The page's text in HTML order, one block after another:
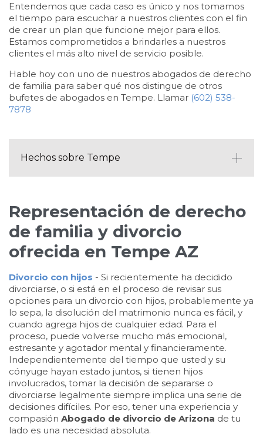
Entendemos que cada caso es único y nos tomamos
el tiempo para escuchar a nuestros clientes con el fin
de crear un plan que funcione mejor para ellos.
Estamos comprometidos a brindarles a nuestros
clientes el más alto nivel de servicio posible.
Hable hoy con uno de nuestros abogados de derecho
de familia para saber qué nos distingue de otros
bufetes de abogados en Tempe. Llamar (602) 538-
7878
Hechos sobre Tempe
Representación de derecho
de familia y divorcio
ofrecida en Tempe AZ
Divorcio con hijos - Si recientemente ha decidido
divorciarse, o si está en el proceso de revisar sus
opciones para un divorcio con hijos, probablemente ya
lo sepa, la disolución del matrimonio nunca es fácil, y
cuando agrega hijos de cualquier edad. Para el
proceso, puede volverse mucho más emocional,
estresante y agotador mental y financieramente.
Independientemente del tiempo que usted y su
cónyuge hayan estado juntos, si tienen hijos
involucrados, tomar la decisión de separarse o
divorciarse legalmente siempre implica una serie de
decisiones difíciles. Por eso, tener una experiencia y
compasión Abogado de divorcio de Arizona de tu
lado es una necesidad absoluta.